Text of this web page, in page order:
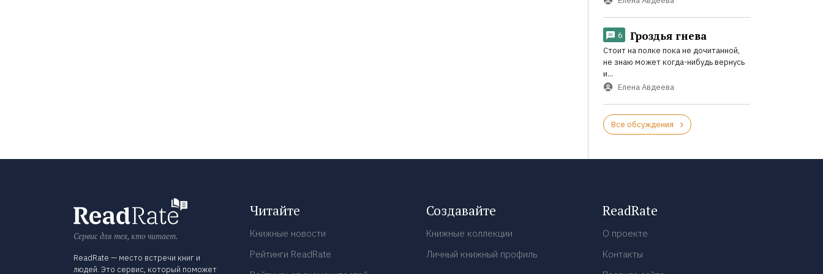
6 Гроздья гнева
Стоит на полке пока не дочитанной,
не знаю может когда-нибудь вернусь
и...
Елена Авдеева
Все обсуждения
Сервис для тех, кто читает.
ReadRate — место встречи книг и
людей. Это сервис, который поможет
Читайте
Книжные новости
Рейтинги ReadRate
Создавайте
Книжные коллекции
Личный книжный профиль
ReadRate
О проекте
Контакты